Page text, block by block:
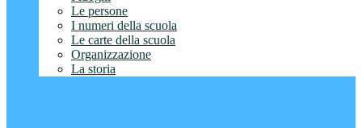
Le persone
I numeri della scuola
Le carte della scuola
Organizzazione
La storia